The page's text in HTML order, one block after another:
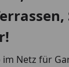
Netz für